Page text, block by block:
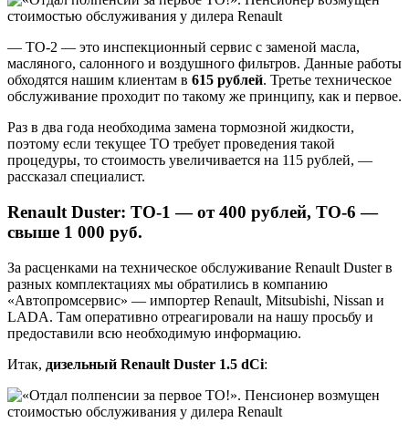
— ТО-2 — это инспекционный сервис с заменой масла,
масляного, салонного и воздушного фильтров. Данные работы
обходятся нашим клиентам в 615 рублей. Третье техническое
обслуживание проходит по такому же принципу, как и первое.
Раз в два года необходима замена тормозной жидкости,
поэтому если текущее ТО требует проведения такой
процедуры, то стоимость увеличивается на 115 рублей, —
рассказал специалист.
Renault Duster: ТО-1 — от 400 рублей, ТО-6 —
свыше 1 000 руб.
За расценками на техническое обслуживание Renault Duster в
разных комплектациях мы обратились в компанию
«Автопромсервис» — импортер Renault, Mitsubishi, Nissan и
LADA. Там оперативно отреагировали на нашу просьбу и
предоставили всю необходимую информацию.
Итак, дизельный Renault Duster 1.5 dCi: